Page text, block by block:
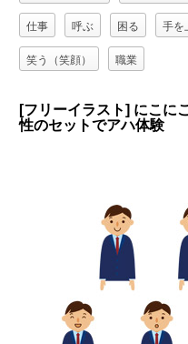
仕事 呼ぶ 困る 手を
笑う（笑顔） 職業
[フリーイラスト] にこに
性のセットでアハ体験